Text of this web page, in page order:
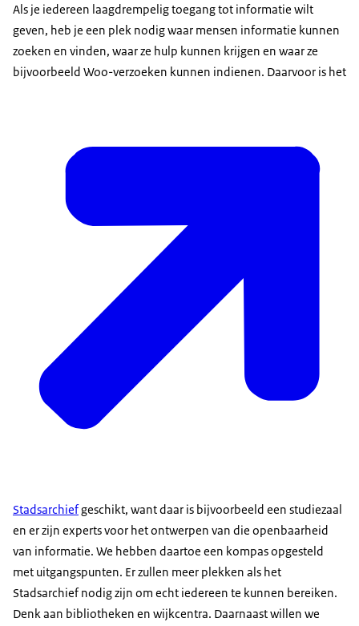
Als je iedereen laagdrempelig toegang tot informatie wilt
geven, heb je een plek nodig waar mensen informatie kunnen
zoeken en vinden, waar ze hulp kunnen krijgen en waar ze
bijvoorbeeld Woo-verzoeken kunnen indienen. Daarvoor is het
Stadsarchiefgeschikt, want daar is bijvoorbeeld een studiezaal
en er zijn experts voor het ontwerpen van die openbaarheid
van informatie. We hebben daartoe een kompas opgesteld
met uitgangspunten. Er zullen meer plekken als het
Stadsarchief nodig zijn om echt iedereen te kunnen bereiken.
Denk aan bibliotheken en wijkcentra. Daarnaast willen we